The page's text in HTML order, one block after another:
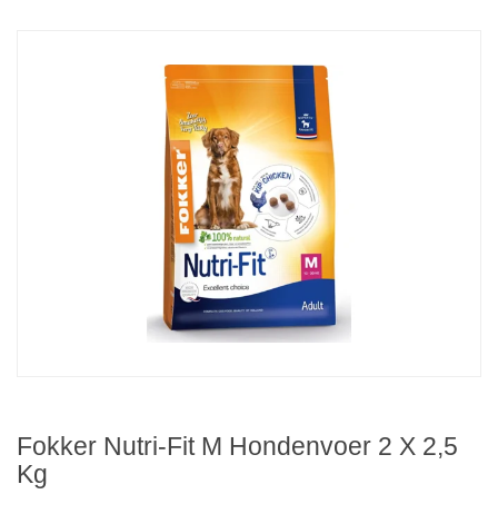
Fokker Nutri-Fit M Hondenvoer 2 X 2,5
Kg